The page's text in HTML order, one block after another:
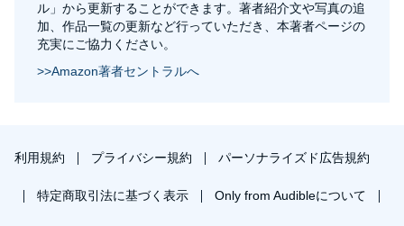
ル」から更新することができます。著者紹介文や写真の追
加、作品一覧の更新など行っていただき、本著者ページの
充実にご協力ください。
>>Amazon著者セントラルへ
利用規約 プライバシー規約 パーソナライズド広告規約
特定商取引法に基づく表示 Only from Audibleについて